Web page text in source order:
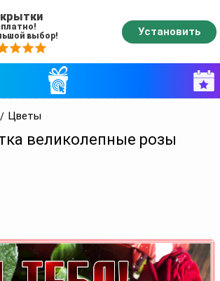
Цветы
великолепные розы
выбор!
Установить